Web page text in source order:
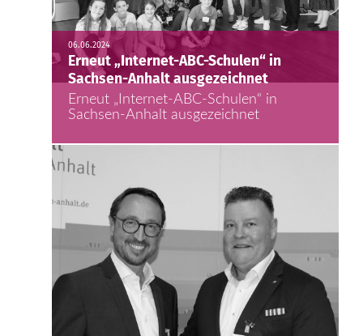
06.06.2024
Erneut „Internet-ABC-Schulen“ in
Sachsen-Anhalt ausgezeichnet
Erneut „Internet-ABC-Schulen“ in
Sachsen-Anhalt ausgezeichnet